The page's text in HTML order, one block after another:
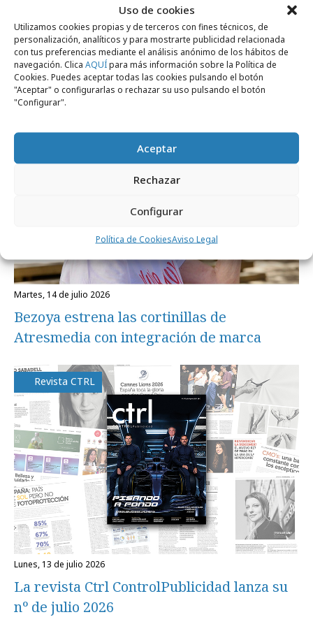
Uso de cookies
Utilizamos cookies propias y de terceros con fines técnicos, de
personalización, analíticos y para mostrarte publicidad relacionada
con tus preferencias mediante el análisis anónimo de los hábitos de
navegación. Clica AQUÍpara más información sobre la Política de
Cookies. Puedes aceptar todas las cookies pulsando el botón
"Aceptar" o configurarlas o rechazar su uso pulsando el botón
"Configurar".
Aceptar
Rechazar
Configurar
Política de CookiesAviso Legal
Noticias Relacionadas
Campañas
martes, 14 de julio 2026
Bezoya estrena las cortinillas de
Atresmedia con integración de marca
Revista CTRL
lunes, 13 de julio 2026
La revista Ctrl ControlPublicidad lanza su
nº de julio 2026